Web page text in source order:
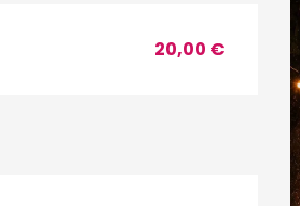
20,00 €